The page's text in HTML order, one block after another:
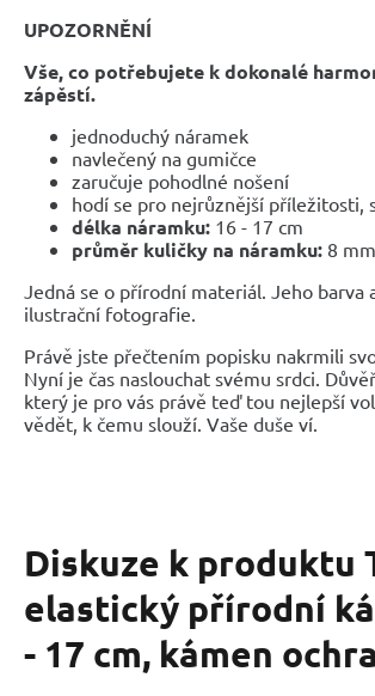
UPOZORNĚNÍ
Vše, co potřebujete k dokonalé
zápěstí.
jednoduchý náramek
navlečený na gumičce
zaručuje pohodlné nošení
hodí se pro nejrůznější příležitosti,
délka náramku: 16 - 17 cm
průměr kuličky na náramku: 8 mm
Jedná se o přírodní materiál. Jeho
ilustrační fotografie.
Právě jste přečtením popisku nakrmili
Nyní je čas naslouchat svému srdci.
který je pro vás právě teď tou nejlepší
vědět, k čemu slouží. Vaše duše ví.
Diskuze k produktu
elastický přírodní
- 17 cm, kámen